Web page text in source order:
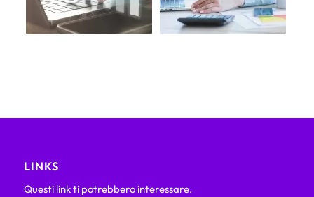
LINKS
Questi link ti potrebbero interessare.